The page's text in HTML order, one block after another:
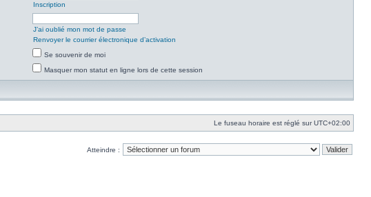
Inscription
J’ai oublié mon mot de passe
Renvoyer le courrier électronique d’activation
Se souvenir de moi
Masquer mon statut en ligne lors de cette session
Le fuseau horaire est réglé surUTC+02:00
Atteindre :